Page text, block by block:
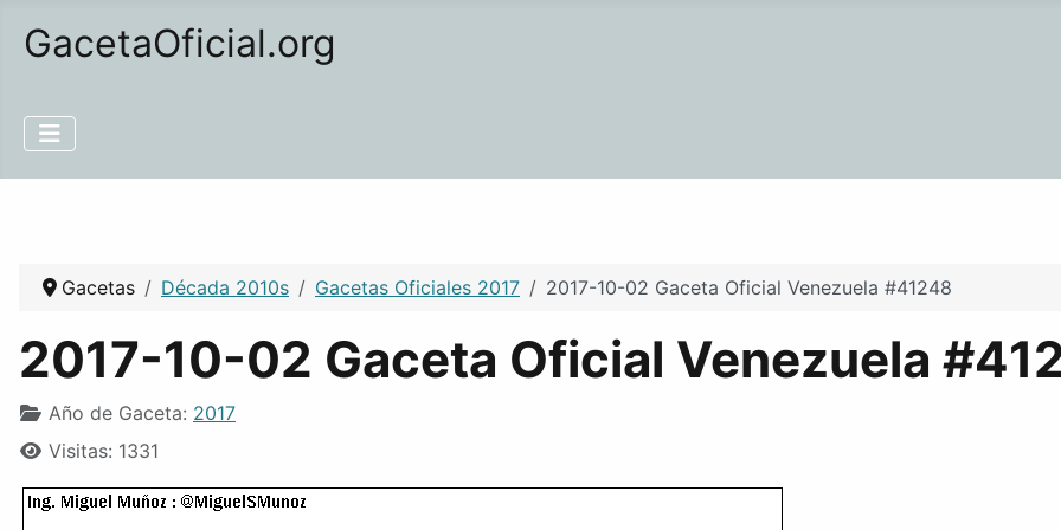
GacetaOficial.org
Gacetas Década 2010s Gacetas Oficiales 2017 2017-10-02 Gaceta Oficial Venezuela #41248
2017-10-02 Gaceta Oficial Venezuela
Año de Gaceta: 2017
Visitas: 1331